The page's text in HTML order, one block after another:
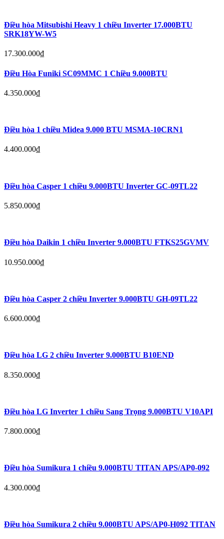
Điều hòa Mitsubishi Heavy 1 chiều Inverter 17.000BTU
SRK18YW-W5
17.300.000₫
Điều Hòa Funiki SC09MMC 1 Chiều 9.000BTU
4.350.000₫
Điều hòa 1 chiều Midea 9.000 BTU MSMA-10CRN1
4.400.000₫
Điều hòa Casper 1 chiều 9.000BTU Inverter GC-09TL22
5.850.000₫
Điều hòa Daikin 1 chiều Inverter 9.000BTU FTKS25GVMV
10.950.000₫
Điều hòa Casper 2 chiều Inverter 9.000BTU GH-09TL22
6.600.000₫
Điều hòa LG 2 chiều Inverter 9.000BTU B10END
8.350.000₫
Điều hòa LG Inverter 1 chiều Sang Trọng 9.000BTU V10API​​​​​​​​​​​​​​
7.800.000₫
Điều hòa Sumikura 1 chiều 9.000BTU TITAN APS/AP0-092
4.300.000₫
Điều hòa Sumikura 2 chiều 9.000BTU APS/AP0-H092 TITAN